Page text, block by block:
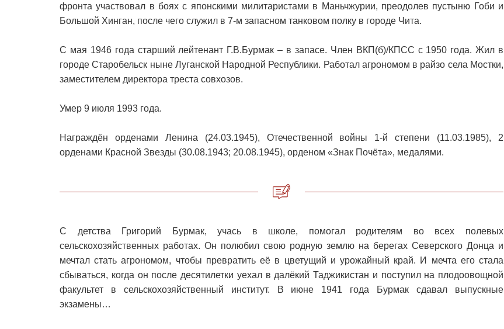
фронта участвовал в боях с японскими милитаристами в Маньчжурии, преодолев пустыню Гоби и
Большой Хинган, после чего служил в 7-м запасном танковом полку в городе Чита.
С мая 1946 года старший лейтенант Г.В.Бурмак – в запасе. Член ВКП(б)/КПСС с 1950 года. Жил в
городе Старобельск ныне Луганской Народной Республики. Работал агрономом в райзо села Мостки,
заместителем директора треста совхозов.
Умер 9 июля 1993 года.
Награждён орденами Ленина (24.03.1945), Отечественной войны 1-й степени (11.03.1985), 2
орденами Красной Звезды (30.08.1943; 20.08.1945), орденом «Знак Почёта», медалями.
С детства Григорий Бурмак, учась в школе, помогал родителям во всех полевых
сельскохозяйственных работах. Он полюбил свою родную землю на берегах Северского Донца и
мечтал стать агрономом, чтобы превратить её в цветущий и урожайный край. И мечта его стала
сбываться, когда он после десятилетки уехал в далёкий Таджикистан и поступил на плодоовощной
факультет в сельскохозяйственный институт. В июне 1941 года Бурмак сдавал выпускные
экзамены…